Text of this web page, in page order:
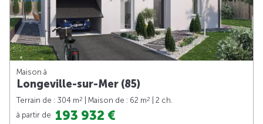
Maison à
Longeville-sur-Mer (85)
Terrain de : 304 m2 | Maison de : 62 m2
| 2 ch.
à partir de 193 932 €